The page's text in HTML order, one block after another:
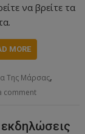
να βρείτε τα
MORE
Της Μάρσας,
comment